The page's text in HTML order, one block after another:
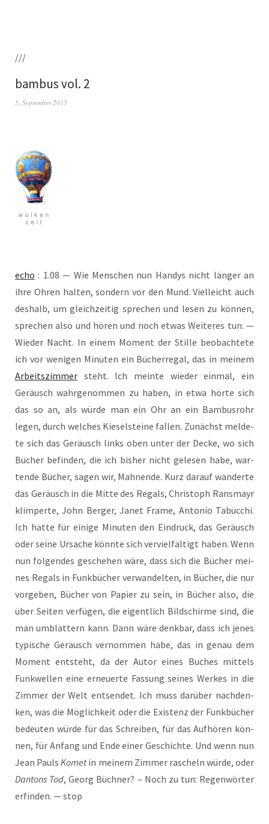
///
bambus vol. 2
5. September 2015
echo : 1.08 — Wie Men­schen nun Han­dys nicht län­ger an
ihre Ohren hal­ten, son­dern vor den Mund. Viel­leicht auch
des­halb, um gleich­zei­tig spre­chen und lesen zu kön­nen,
spre­chen also und hören und noch etwas Wei­te­res tun. —
Wie­der Nacht. In einem Moment der Stil­le beob­ach­te­te
ich vor weni­gen Minu­ten ein Bücher­re­gal, das in mei­nem
Arbeits­zim­mer steht. Ich mein­te wie­der ein­mal, ein
Geräusch wahr­ge­nom­men zu haben, in etwa hör­te sich
das so an, als wür­de man ein Ohr an ein Bam­bus­rohr
legen, durch wel­ches Kie­sel­stei­ne fal­len. Zunächst mel­de­
te sich das Geräusch links oben unter der Decke, wo sich
Bücher befin­den, die ich bis­her nicht gele­sen habe, war­
ten­de Bücher, sagen wir, Mah­nen­de. Kurz dar­auf wan­der­te
das Geräusch in die Mit­te des Regals, Chris­toph Rans­mayr
klim­per­te, John Ber­ger, Janet Frame, Anto­nio Tabuc­chi.
Ich hat­te für eini­ge Minu­ten den Ein­druck, das Geräusch
oder sei­ne Ursa­che könn­te sich ver­viel­fäl­tigt haben. Wenn
nun fol­gen­des gesche­hen wäre, dass sich die Bücher mei­
nes Regals in Funk­bü­cher ver­wan­del­ten, in Bücher, die nur
vor­ge­ben, Bücher von Papier zu sein, in Bücher also, die
über Sei­ten ver­fü­gen, die eigent­lich Bild­schir­me sind, die
man umblät­tern kann. Dann wäre denk­bar, dass ich jenes
typi­sche Geräusch ver­nom­men habe, das in genau dem
Moment ent­steht, da der Autor eines Buches mit­tels
Funk­wel­len eine erneu­er­te Fas­sung sei­nes Wer­kes in die
Zim­mer der Welt ent­sen­det. Ich muss dar­über nach­den­
ken, was die Mög­lich­keit oder die Exis­tenz der Funk­bü­cher
bedeu­ten wür­de für das Schrei­ben, für das Auf­hö­ren kön­
nen, für Anfang und Ende einer Geschich­te. Und wenn nun
Jean PaulsKometin mei­nem Zim­mer rascheln wür­de, oder
Dan­tons Tod, Georg Büch­ner? – Noch zu tun: Regen­wör­ter
erfin­den. — stop